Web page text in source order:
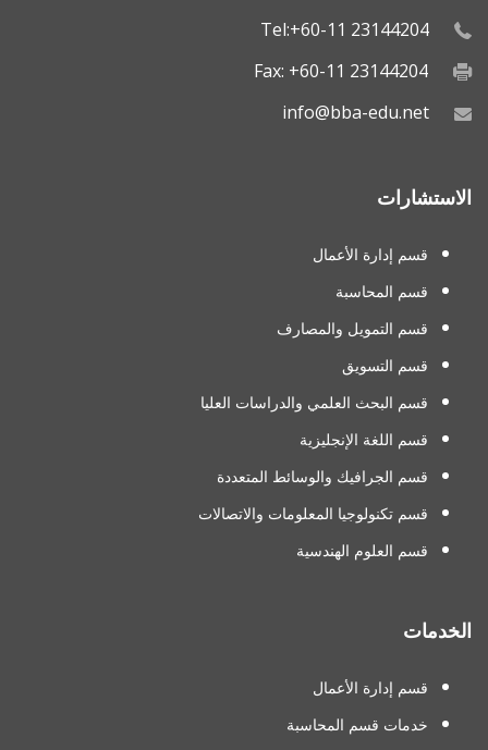
Tel:+60-11 23144204
Fax: +60-11 23144204
info@bba-edu.net
الاستشارات
قسم إدارة الأعمال
قسم المحاسبة
قسم التمويل والمصارف
قسم التسويق
قسم البحث العلمي والدراسات العليا
قسم اللغة الإنجليزية
قسم الجرافيك والوسائط المتعددة
قسم تكنولوجيا المعلومات والاتصالات
قسم العلوم الهندسية
الخدمات
قسم إدارة الأعمال
خدمات قسم المحاسبة